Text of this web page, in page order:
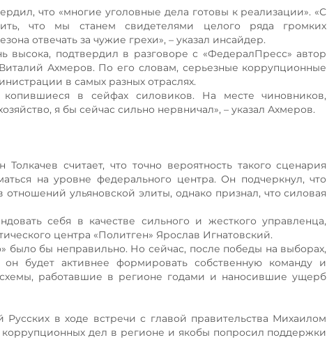
что «многие уголовные дела готовы к реализации». «С
что мы станем свидетелями целого ряда громких
отвечать за чужие грехи», – указал инсайдер.
высока, подтвердил в разговоре с «ФедералПресс» автор
Ахмеров. По его словам, серьезные коррупционные
в самых разных отраслях.
в сейфах силовиков. На месте чиновников,
я бы сейчас сильно нервничал», – указал Ахмеров.
считает, что точно вероятность такого сценария
на уровне федерального центра. Он подчеркнул, что
ульяновской элиты, однако признал, что силовая
себя в качестве сильного и жесткого управленца,
центра «Политген» Ярослав Игнатовский.
было бы неправильно. Но сейчас, после победы на выборах,
будет активнее формировать собственную команду и
работавшие в регионе годами и наносившие ущерб
в ходе встречи с главой правительства Михаилом
дел в регионе и якобы попросил поддержки